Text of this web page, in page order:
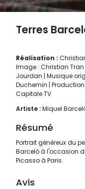
Artiste :Miquel
Terres
Réalisation :
Image : Christian Tran
Jourdan | Musique
Duchemin |
Capitale TV
Résumé
Portrait généreux du
Barceló à l'occasion
Picasso à Paris.
Avis